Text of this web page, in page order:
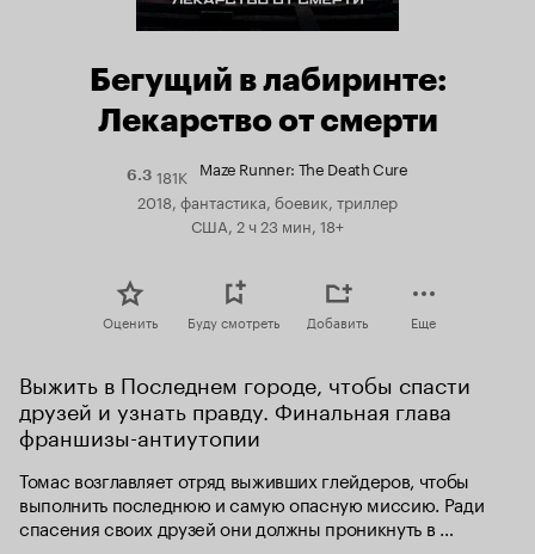
Бегущий в лабиринте:
Лекарство от смерти
6.3Рейтинг
Кинопоиска
181K Maze Runner: The Death Cure
2018, фантастика, боевик, триллер
США, 2 ч 23 мин, 18+
Оценить Буду смотреть Добавить Еще
Выжить в Последнем городе, чтобы спасти
друзей и узнать правду. Финальная глава
франшизы-антиутопии
Томас возглавляет отряд выживших глейдеров, чтобы
выполнить последнюю и самую опасную миссию. Ради
спасения своих друзей они должны проникнуть в